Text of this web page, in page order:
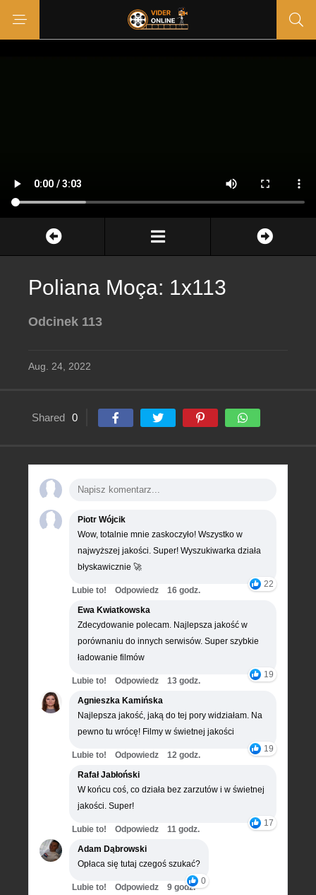
Poliana Moça: 1x113
Odcinek 113
Aug. 24, 2022
Shared 0
Piotr Wójcik
Wow, totalnie mnie zaskoczyło! Wszystko w
najwyższej jakości. Super! Wyszukiwarka działa
błyskawicznie 🚀
22
Lubie to! Odpowiedz
16 godz.
Ewa Kwiatkowska
Zdecydowanie polecam. Najlepsza jakość w
porównaniu do innych serwisów. Super szybkie
ładowanie filmów
19
Lubie to! Odpowiedz
13 godz.
Agnieszka Kamińska
Najlepsza jakość, jaką do tej pory widziałam. Na
pewno tu wrócę! Filmy w świetnej jakości
19
Lubie to! Odpowiedz
12 godz.
Rafał Jabłoński
W końcu coś, co działa bez zarzutów i w świetnej
jakości. Super!
17
Lubie to! Odpowiedz
11 godz.
Adam Dąbrowski
Opłaca się tutaj czegoś szukać?
0
Lubie to! Odpowiedz
9 godz.